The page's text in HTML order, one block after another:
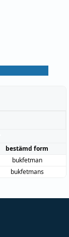
bestämd form
bukfetman
bukfetmans